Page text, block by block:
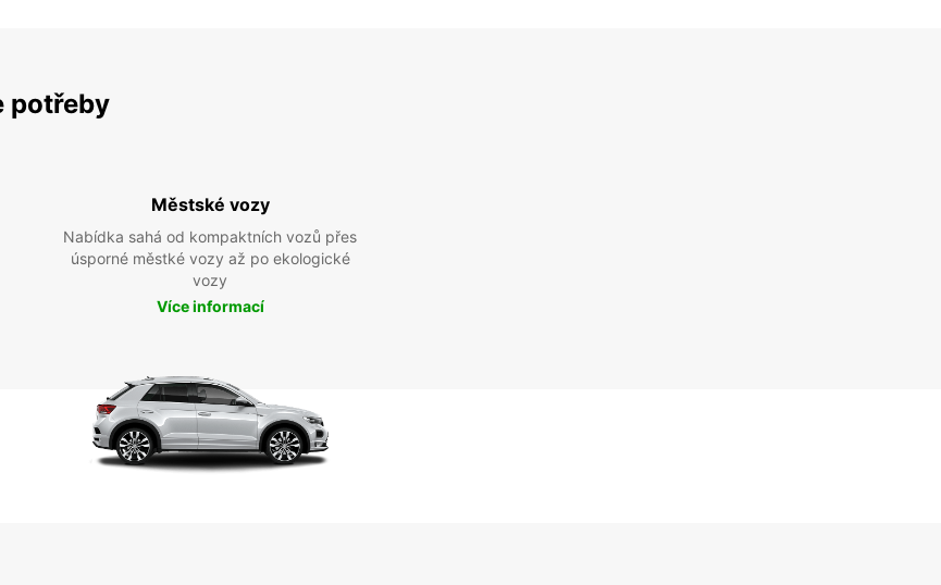
potřeby
Městské vozy
Nabídka sahá od kompaktních vozů přes
úsporné městké vozy až po ekologické
vozy
Více informací